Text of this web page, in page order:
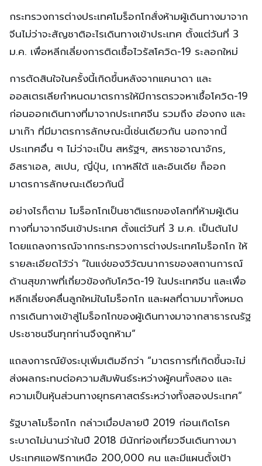
กระทรวงการต่างประเทศโมร็อกโกสั่งห้ามผู้เดินทางมาจาก
จีนไม่ว่าจะสัญชาติอะไรเดินทางเข้าประเทศ ตั้งแต่วันที่ 3
ม.ค. เพื่อหลีกเลี่ยงการติดเชื้อไวรัสโควิด-19 ระลอกใหม่
การตัดสินใจในครั้งนี้เกิดขึ้นหลังจากแคนาดา และ
ออสเตรเลียกำหนดมาตรการให้มีการตรวจหาเชื้อโควิด-19
ก่อนออกเดินทางที่มาจากประเทศจีน รวมถึง ฮ่องกง และ
มาเก๊า ที่มีมาตรการลักษณะนี้เช่นเดียวกัน นอกจากนี้
ประเทศอื่น ๆ ไม่ว่าจะเป็น สหรัฐฯ, สหราชอาณาจักร,
อิสราเอล, สเปน, ญี่ปุ่น, เกาหลีใต้ และอินเดีย ก็ออก
มาตรการลักษณะเดียวกันนี้
อย่างไรก็ตาม โมร็อกโกเป็นชาติแรกของโลกที่ห้ามผู้เดิน
ทางที่มาจากจีนเข้าประเทศ ตั้งแต่วันที่ 3 ม.ค. เป็นต้นไป
โดยแถลงการณ์จากกระทรวงการต่างประเทศโมร็อกโก ให้
รายละเอียดไว้ว่า “ในแง่ของวิวัฒนาการของสถานการณ์
ด้านสุขภาพที่เกี่ยวข้องกับโควิด-19 ในประเทศจีน และเพื่อ
หลีกเลี่ยงคลื่นลูกใหม่ในโมร็อกโก และผลที่ตามมาทั้งหมด
การเดินทางเข้าสู่โมร็อกโกของผู้เดินทางมาจากสาธารณรัฐ
ประชาชนจีนทุกท่านจึงถูกห้าม”
แถลงการณ์ยังระบุเพิ่มเติมอีกว่า “มาตรการที่เกิดขึ้นจะไม่
ส่งผลกระทบต่อความสัมพันธ์ระหว่างผู้คนทั้งสอง และ
ความเป็นหุ้นส่วนทางยุทธศาสตร์ระหว่างทั้งสองประเทศ”
รัฐบาลโมร็อกโก กล่าวเมื่อปลายปี 2019 ก่อนเกิดโรค
ระบาดไม่นานว่าในปี 2018 มีนักท่องเที่ยวจีนเดินทางมา
ประเทศแอฟริกาเหนือ 200,000 คน และมีแผนตั้งเป้า